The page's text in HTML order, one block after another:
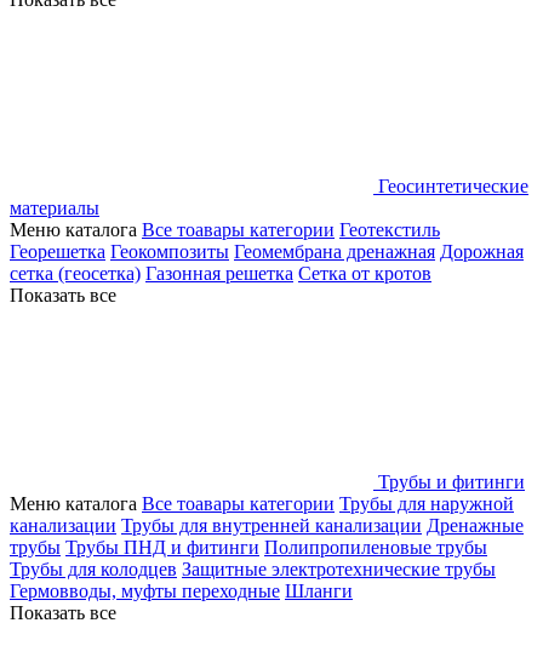
Геосинтетические
материалы
Меню каталога Все тоавары категории Геотекстиль
Георешетка Геокомпозиты Геомембрана дренажная Дорожная
сетка (геосетка) Газонная решетка Сетка от кротов
Показать все
Трубы и фитинги
Меню каталога Все тоавары категории Трубы для наружной
канализации Трубы для внутренней канализации Дренажные
трубы Трубы ПНД и фитинги Полипропиленовые трубы
Трубы для колодцев Защитные электротехнические трубы
Гермовводы, муфты переходные Шланги
Показать все